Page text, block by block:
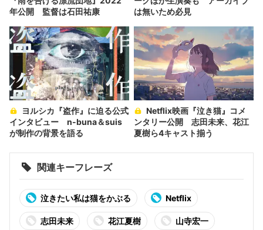
年公開 監督は石田祐康
は無いため必見
インタビュー n-buna＆suis
が制作の背景を語る
ンタリー公開 志田未来、花江
夏樹ら4キャスト揃う
関連キーフレーズ
泣きたい私は猫をかぶる Netflix
志田未来 花江夏樹 山寺宏一